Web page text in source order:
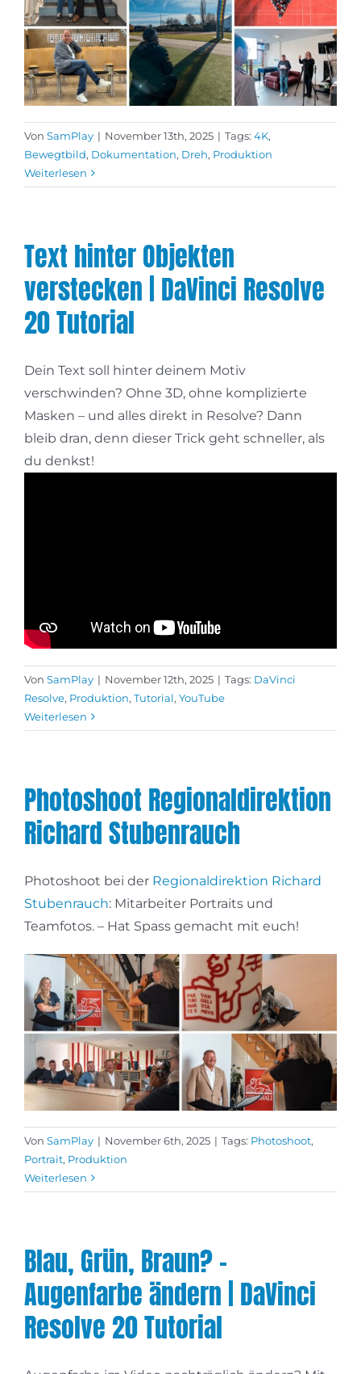
Von SamPlay | November 13th, 2025 | Tags: 4K,
Bewegtbild, Dokumentation, Dreh, Produktion
Weiterlesen
Text hinter Objekten
verstecken | DaVinci Resolve
20 Tutorial
Dein Text soll hinter deinem Motiv
verschwinden? Ohne 3D, ohne komplizierte
Masken – und alles direkt in Resolve? Dann
bleib dran, denn dieser Trick geht schneller, als
du denkst!
Von SamPlay | November 12th, 2025 | Tags: DaVinci
Resolve, Produktion, Tutorial, YouTube
Weiterlesen
Photoshoot Regionaldirektion
Richard Stubenrauch
Photoshoot bei der Regionaldirektion Richard
Stubenrauch: Mitarbeiter Portraits und
Teamfotos. – Hat Spass gemacht mit euch!
Von SamPlay | November 6th, 2025 | Tags: Photoshoot,
Portrait, Produktion
Weiterlesen
Blau, Grün, Braun? –
Augenfarbe ändern | DaVinci
Resolve 20 Tutorial